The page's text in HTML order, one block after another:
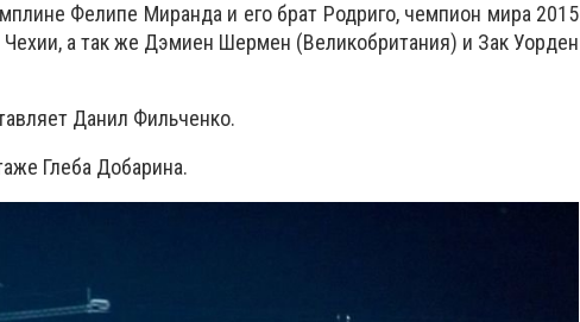
Фелипе Миранда и его брат Родриго, чемпион мира 2015
а так же Дэмиен Шермен (Великобритания) и Зак Уорден
Данил Фильченко.
Глеба Добарина.